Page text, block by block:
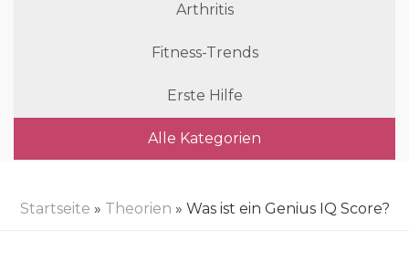
Arthritis
Fitness-Trends
Erste Hilfe
Alle Kategorien
Startseite » Theorien » Was ist ein Genius IQ Score?